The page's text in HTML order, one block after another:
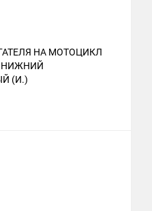
НА МОТОЦИКЛ
НИЖНИЙ
(И.)